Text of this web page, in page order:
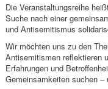
Die Veranstaltungsreihe
Suche nach einer
und Antisemitismus
Wir möchten uns zu den
Antisemitismen reflektieren
Erfahrungen und
Gemeinsamkeiten suchen –